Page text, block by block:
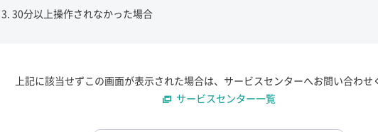
30分以上操作されなかった場合
上記に該当せずこの画面が表示された場合は、サービスセンターへお問い合わせ
サービスセンター一覧